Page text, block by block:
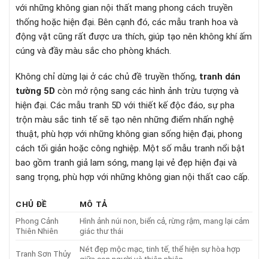
với những không gian nội thất mang phong cách truyền
thống hoặc hiện đại. Bên cạnh đó, các mẫu tranh hoa và
động vật cũng rất được ưa thích, giúp tạo nên không khí ấm
cúng và đầy màu sắc cho phòng khách.
Không chỉ dừng lại ở các chủ đề truyền thống, tranh dán
tường 5D còn mở rộng sang các hình ảnh trừu tượng và
hiện đại. Các mẫu tranh 5D với thiết kế độc đáo, sự pha
trộn màu sắc tinh tế sẽ tạo nên những điểm nhấn nghệ
thuật, phù hợp với những không gian sống hiện đại, phong
cách tối giản hoặc công nghiệp. Một số mẫu tranh nổi bật
bao gồm tranh giả lam sóng, mang lại vẻ đẹp hiện đại và
sang trọng, phù hợp với những không gian nội thất cao cấp.
CHỦ ĐỀ
MÔ TẢ
Phong Cảnh
Thiên Nhiên
Hình ảnh núi non, biển cả, rừng rậm, mang lại cảm
giác thư thái
Tranh Sơn Thủy
Nét đẹp mộc mạc, tinh tế, thể hiện sự hòa hợp